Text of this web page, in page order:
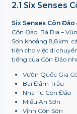
2.1 Six Senses
Six Senses Côn Đảo
Côn Đảo, Bà Rịa –
Sơn khoảng 8,8km.
tiện cho việc di
tiếng của Côn Đảo
Vườn Quốc Gia
Bãi Đầm Trầu
Nhà Tù Côn Đảo
Miếu An Sơn
Vịnh Côn Sơn